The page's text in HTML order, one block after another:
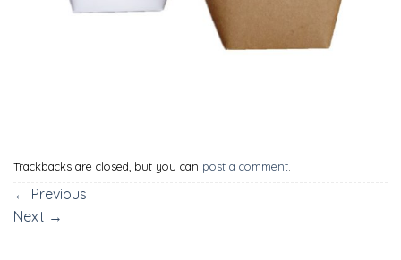
Trackbacks are closed, but you can post a comment.
← Previous
Next →